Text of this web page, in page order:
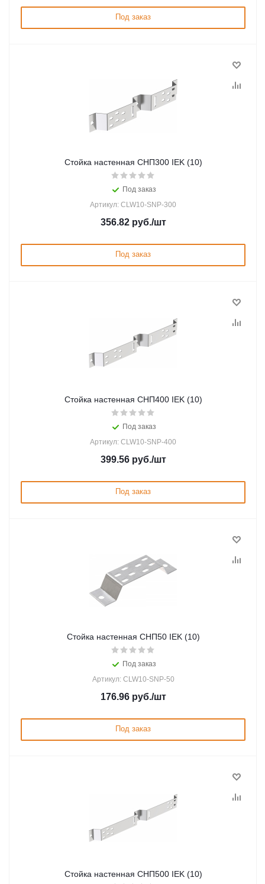
Под заказ
Стойка настенная СНП300 IEK (10)
Под заказ
Артикул: CLW10-SNP-300
356.82руб./шт
Под заказ
Стойка настенная СНП400 IEK (10)
Под заказ
Артикул: CLW10-SNP-400
399.56руб./шт
Под заказ
Стойка настенная СНП50 IEK (10)
Под заказ
Артикул: CLW10-SNP-50
176.96руб./шт
Под заказ
Стойка настенная СНП500 IEK (10)